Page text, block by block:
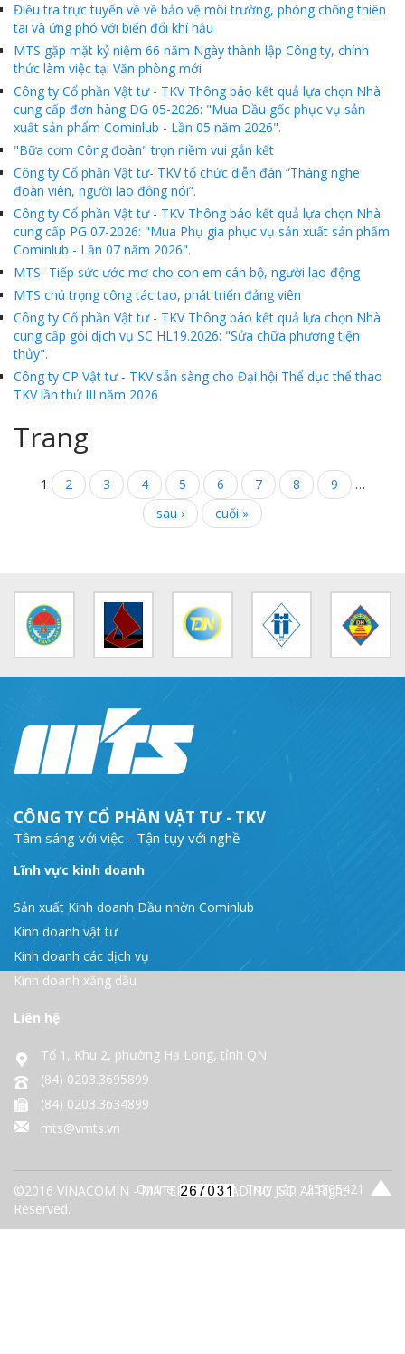
TKV đẩy mạnh lộ trình tái cơ cấu
MTS - GIỚI THIỆU SẢN PHẨM COMINLUB HFS
MTS - ĐẢM BẢO CHẤT LƯỢNG VẬT TƯ NGÀNH MỎ
Video quy trình Bỏ phiếu Bầu cử sắp tới
MTS: KHÁNH THÀNH CỬA HÀNG XĂNG DẦU CẨM PHẢ
MTS: 5 NĂM - TỪ ĐẠI HỘI ĐẾN ĐẠI HỘI
Cách phòng chống covid-19 tại nơi làm việc
Sản phẩm dầu nhờn của Công ty CP Vật tư tạo ấn tượng tốt tại Lễ tổng kết
MTS: Công nghệ hiện đại - Kết nối thông minh
Đồng hành vì sự phát triển lâu dài của MTS
Bình đẳng giới và các chính sách pháp luật lao động, BHXH luôn được quan tâm tại MTS
Nhà máy
Điều tra trực tuyến về về bảo vệ môi trường, phòng chống thiên
tai và ứng phó với biến đổi khí hậu
MTS gặp mặt kỷ niệm 66 năm Ngày thành lập Công ty, chính
thức làm việc tại Văn phòng mới
Công ty Cổ phần Vật tư - TKV Thông báo kết quả lựa chọn Nhà
cung cấp đơn hàng DG 05-2026: "Mua Dầu gốc phục vụ sản
xuất sản phẩm Cominlub - Lần 05 năm 2026".
"Bữa cơm Công đoàn" trọn niềm vui gắn kết
Công ty Cổ phần Vật tư- TKV tổ chức diễn đàn “Tháng nghe
đoàn viên, người lao động nói”.
Công ty Cổ phần Vật tư - TKV Thông báo kết quả lựa chọn Nhà
cung cấp PG 07-2026: "Mua Phụ gia phục vụ sản xuất sản phẩm
Cominlub - Lần 07 năm 2026".
MTS- Tiếp sức ước mơ cho con em cán bộ, người lao động
MTS chú trọng công tác tạo, phát triển đảng viên
Công ty Cổ phần Vật tư - TKV Thông báo kết quả lựa chọn Nhà
cung cấp gói dịch vụ SC HL19.2026: "Sửa chữa phương tiện
thủy".
Công ty CP Vật tư - TKV sẵn sàng cho Đại hội Thể dục thể thao
TKV lần thứ III năm 2026
Trang
1 2 3 4 5 6 7 8 9
…
sau ›
cuối »
CÔNG TY CỔ PHẦN VẬT TƯ - TKV
Tâm sáng với việc - Tận tụy với nghề
Lĩnh vực kinh doanh
Sản xuất Kinh doanh Dầu nhờn Cominlub
Kinh doanh vật tư
Kinh doanh các dịch vụ
Kinh doanh xăng dầu
Liên hệ
Tổ 1, Khu 2, phường Hạ Long, tỉnh QN
(84) 0203.3695899
(84) 0203.3634899
mts@vmts.vn
©2016 VINACOMIN - MATERIALS TRADING JSC. All Right
Reserved.
Online: - Truy cập : 25705421